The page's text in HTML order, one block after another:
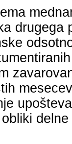
drugega